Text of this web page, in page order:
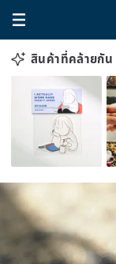
สินค้าที่คล้ายกัน